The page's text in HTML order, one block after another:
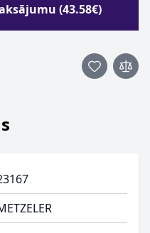
(43.58€)